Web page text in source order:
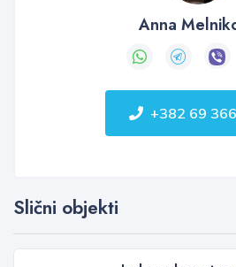
Anna
+382 69
Slični objekti